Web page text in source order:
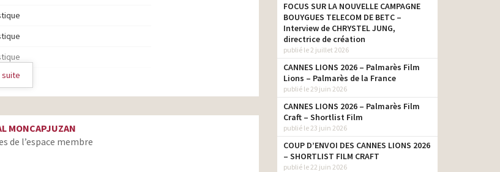
suite
MONCAPJUZAN
de l’espace membre
FOCUS SUR LA NOUVELLE CAMPAGNE
BOUYGUES TELECOM DE BETC –
Interview de CHRYSTEL JUNG,
directrice de création
publié le 2 juillet 2026
CANNES LIONS 2026 – Palmarès Film
Lions – Palmarès de la France
publié le 29 juin 2026
CANNES LIONS 2026 – Palmarès Film
Craft – Shortlist Film
publié le 23 juin 2026
COUP D’ENVOI DES CANNES LIONS 2026
– SHORTLIST FILM CRAFT
publié le 22 juin 2026